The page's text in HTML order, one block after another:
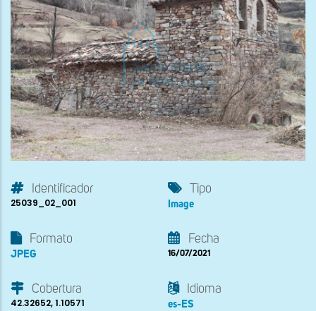
Identificador
25039_02_001
Tipo
Image
Formato
JPEG
Fecha
16/07/2021
Cobertura
42.32652, 1.10571
Idioma
es-ES